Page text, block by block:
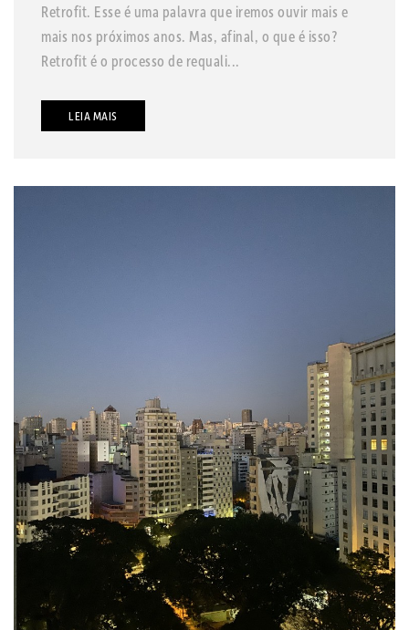
Retrofit. Esse é uma palavra que iremos ouvir mais e
mais nos próximos anos. Mas, afinal, o que é isso?
Retrofit é o processo de requali...
LEIA MAIS